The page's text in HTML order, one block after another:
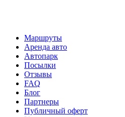
Маршруты
Аренда авто
Автопарк
Посылки
Отзывы
FAQ
Блог
Партнеры
Публичный оферт